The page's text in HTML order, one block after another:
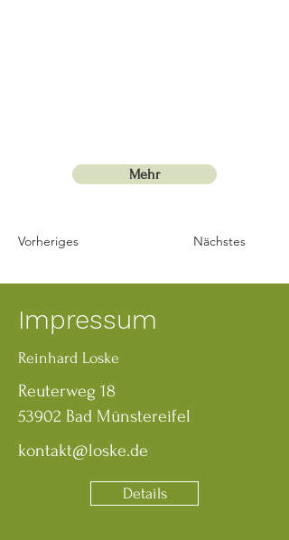
Mehr
Vorheriges Nächstes
Impressum
Reinhard Loske
Reuterweg 18
53902 Bad Münstereifel
kontakt@loske.de
Details